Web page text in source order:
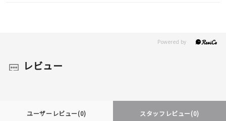
レビュー
ユーザーレビュー(0) スタッフレビュー(0)